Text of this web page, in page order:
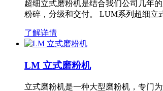
超细立式磨粉机是结合我们公司几年
粉碎，分级和交付。 LUM系列超细立
了解详情
LM 立式磨粉机
立式磨粉机是一种大型磨粉机，专门